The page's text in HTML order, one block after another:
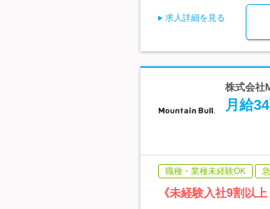
求人詳細を見る
株式会社
月給
職種・業種未経験OK
《未経験入社9割以